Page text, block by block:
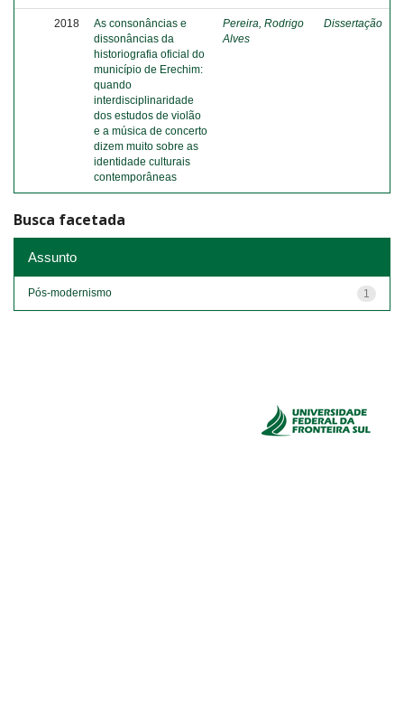
2018
As consonâncias e
dissonâncias da
historiografia oficial do
município de Erechim:
quando
interdisciplinaridade
dos estudos de violão
e a música de concerto
dizem muito sobre as
identidade culturais
contemporâneas
Pereira, Rodrigo
Alves
Dissertação
Busca facetada
Assunto
1
Pós-modernismo